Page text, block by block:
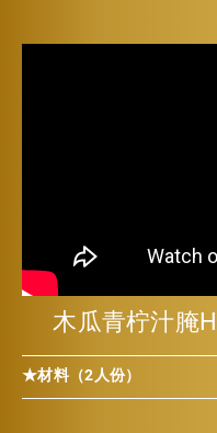
木瓜青柠汁腌
★材料（2人份）